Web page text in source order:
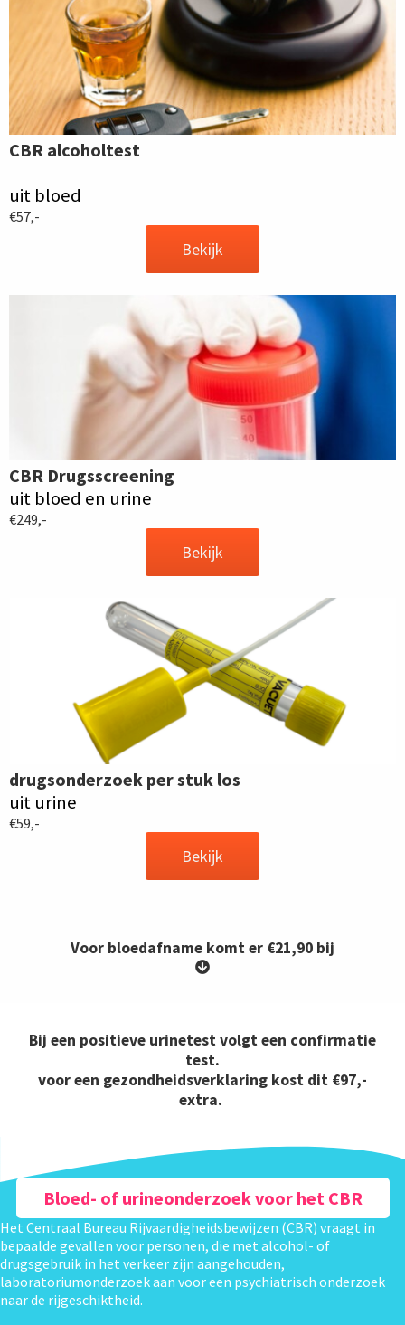
CBR alcoholtest
uit bloed
€57,-
Bekijk
CBR Drugsscreening
uit bloed en urine
€249,-
Bekijk
drugsonderzoek per stuk los
uit urine
€59,-
Bekijk
Voor bloedafname komt er €21,90 bij
Bij een positieve urinetest volgt een confirmatie
test.
voor een gezondheidsverklaring kost dit €97,-
extra.
Bloed- of urineonderzoek voor het CBR
Het Centraal Bureau Rijvaardigheidsbewijzen (CBR) vraagt in
bepaalde gevallen voor personen, die met alcohol- of
drugsgebruik in het verkeer zijn aangehouden,
laboratoriumonderzoek aan voor een psychiatrisch onderzoek
naar de rijgeschiktheid.